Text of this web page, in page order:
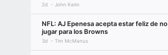
2d John Keim
NFL: AJ Epenesa acepta estar feliz de no
jugar para los Browns
3d Tim McManus